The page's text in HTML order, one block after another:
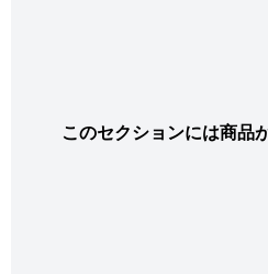
このセクションには商品